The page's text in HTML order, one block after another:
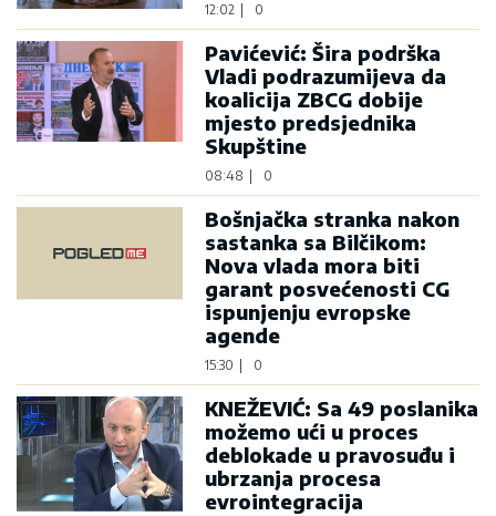
12:02 0
Pavićević: Šira podrška
Vladi podrazumijeva da
koalicija ZBCG dobije
mjesto predsjednika
Skupštine
08:48 0
Bošnjačka stranka nakon
sastanka sa Bilčikom:
Nova vlada mora biti
garant posvećenosti CG
ispunjenju evropske
agende
15:30 0
KNEŽEVIĆ: Sa 49 poslanika
možemo ući u proces
deblokade u pravosuđu i
ubrzanja procesa
evrointegracija